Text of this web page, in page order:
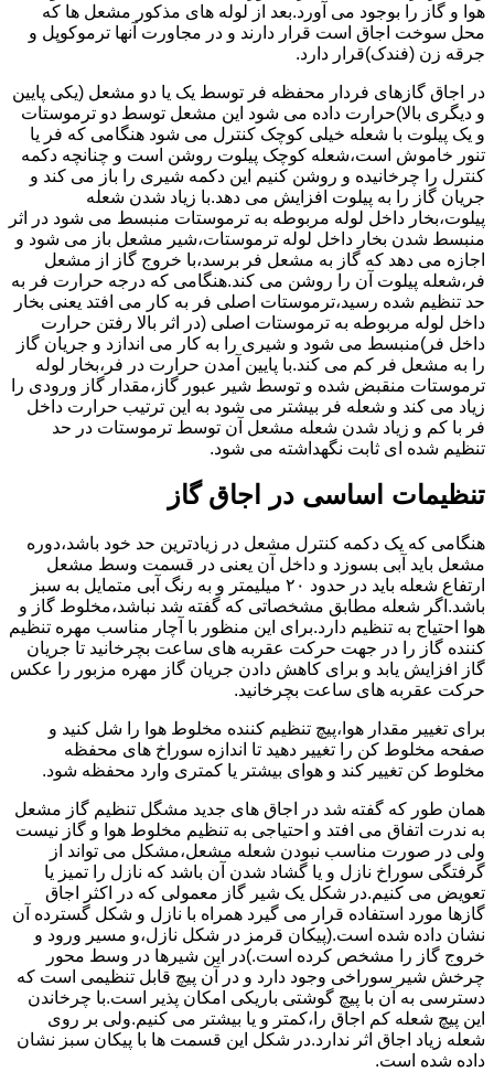
هوا و گاز را بوجود می آورد.بعد از لوله های مذکور مشعل ها که
محل سوخت اجاق است قرار دارند و در مجاورت آنها ترموکوپل و
جرقه زن (فندک)قرار دارد.
در اجاق گازهای فردار محفظه فر توسط یک یا دو مشعل (یکی پایین
و دیگری بالا)حرارت داده می شود این مشعل توسط دو ترموستات
و یک پیلوت با شعله خیلی کوچک کنترل می شود هنگامی که فر یا
تنور خاموش است،شعله کوچک پیلوت روشن است و چنانچه دکمه
کنترل را چرخانیده و روشن کنیم این دکمه شیری را باز می کند و
جریان گاز را به پیلوت افزایش می دهد.با زیاد شدن شعله
پیلوت،بخار داخل لوله مربوطه به ترموستات منبسط می شود در اثر
منبسط شدن بخار داخل لوله ترموستات،شیر مشعل باز می شود و
اجازه می دهد که گاز به مشعل فر برسد،با خروج گاز از مشعل
فر،شعله پیلوت آن را روشن می کند.هنگامی که درجه حرارت فر به
حد تنظیم شده رسید،ترموستات اصلی فر به کار می افتد یعنی بخار
داخل لوله مربوطه به ترموستات اصلی (در اثر بالا رفتن حرارت
داخل فر)منبسط می شود و شیری را به کار می اندازد و جریان گاز
را به مشعل فر کم می کند.با پایین آمدن حرارت در فر،بخار لوله
ترموستات منقبض شده و توسط شیر عبور گاز،مقدار گاز ورودی را
زیاد می کند و شعله فر بیشتر می شود به این ترتیب حرارت داخل
فر با کم و زیاد شدن شعله مشعل آن توسط ترموستات در حد
تنظیم شده ای ثابت نگهداشته می شود.
تنظیمات اساسی در اجاق گاز
هنگامی که یک دکمه کنترل مشعل در زیادترین حد خود باشد،دوره
مشعل باید آبی بسوزد و داخل آن یعنی در قسمت وسط مشعل
ارتفاع شعله باید در حدود ۲۰ میلیمتر و به رنگ آبی متمایل به سبز
باشد.اگر شعله مطابق مشخصاتی که گفته شد نباشد،مخلوط گاز و
هوا احتیاج به تنظیم دارد.برای این منظور با آچار مناسب مهره تنظیم
کننده گاز را در جهت حرکت عقربه های ساعت بچرخانید تا جریان
گاز افزایش یابد و برای کاهش دادن جریان گاز مهره مزبور را عکس
حرکت عقربه های ساعت بچرخانید.
برای تغییر مقدار هوا،پیچ تنظیم کننده مخلوط هوا را شل کنید و
صفحه مخلوط کن را تغییر دهید تا اندازه سوراخ های محفظه
مخلوط کن تغییر کند و هوای بیشتر یا کمتری وارد محفظه شود.
همان طور که گفته شد در اجاق های جدید مشگل تنظیم گاز مشعل
به ندرت اتفاق می افتد و احتیاجی به تنظیم مخلوط هوا و گاز نیست
ولی در صورت مناسب نبودن شعله مشعل،مشکل می تواند از
گرفتگی سوراخ نازل و یا گشاد شدن آن باشد که نازل را تمیز یا
تعویض می کنیم.در شکل یک شیر گاز معمولی که در اکثر اجاق
گازها مورد استفاده قرار می گیرد همراه با نازل و شکل گسترده آن
نشان داده شده است.(پیکان قرمز در شکل نازل،و مسیر ورود و
خروج گاز را مشخص کرده است.)در این شیرها در وسط محور
چرخش شیر سوراخی وجود دارد و در آن پیچ قابل تنظیمی است که
دسترسی به آن با پیچ گوشتی باریکی امکان پذیر است.با چرخاندن
این پیچ شعله کم اجاق را،کمتر و یا بیشتر می کنیم.ولی بر روی
شعله زیاد اجاق اثر ندارد.در شکل این قسمت ها با پیکان سبز نشان
داده شده است.